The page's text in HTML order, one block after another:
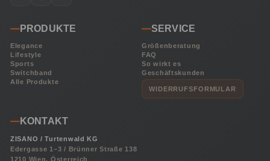
PRODUKTE
Elegance
Lifestyle
Sports
Switchband
Alle Produkte
SERVICE
Größenberatung
FAQ
So wirkt es
Geschäftskunden
WIDERRUFSFORMULAR
KONTAKT
ZISANO / Turtenwald KG
Edergasse 1–3 / Brünner Straße 138
1210 Wien, Österreich